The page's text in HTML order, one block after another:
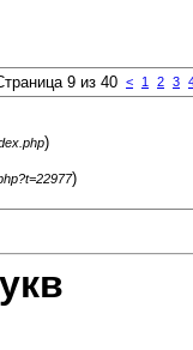
9 из 40 < 1 2 3
)
)